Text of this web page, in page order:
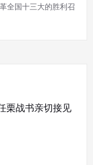
全国十三大的胜利召
栗战书亲切接见